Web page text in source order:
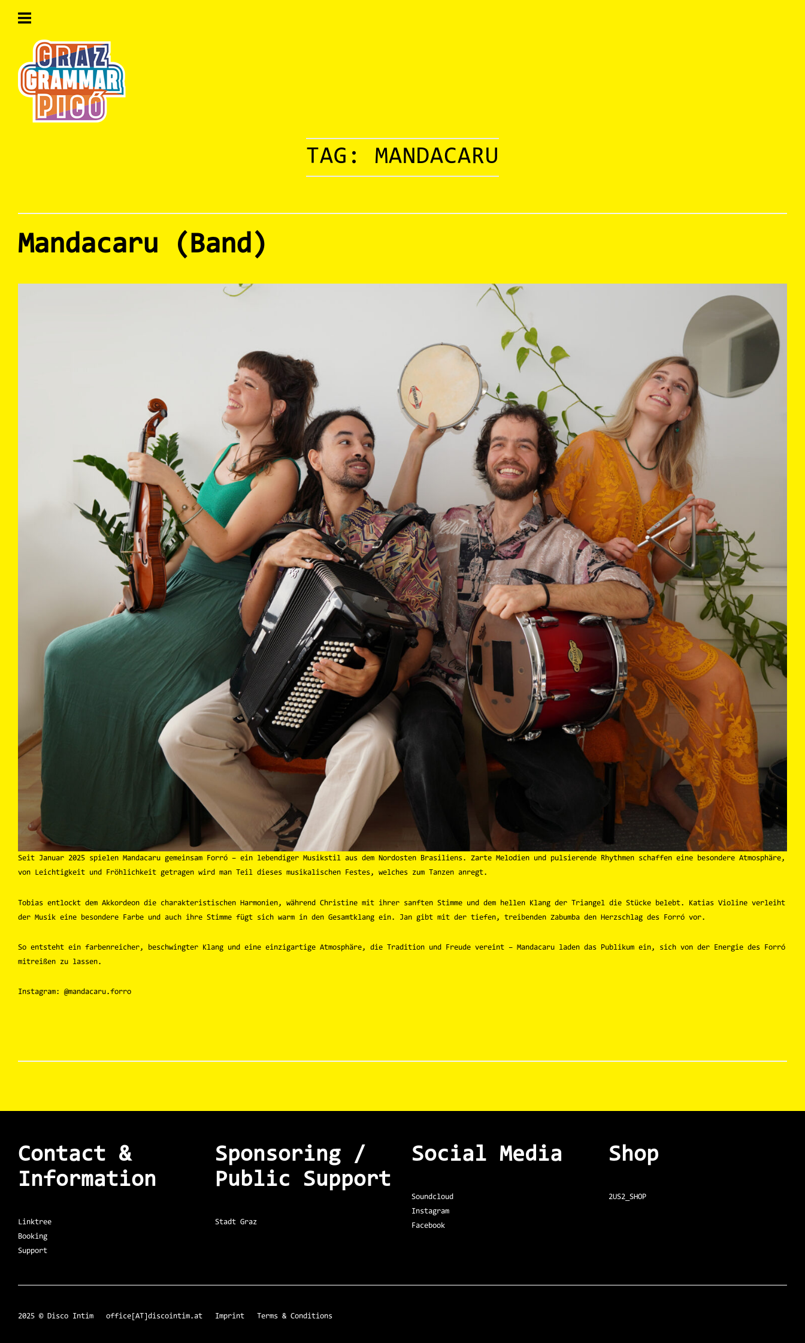
Home
TAG: MANDACARU
Mandacaru (Band)
Seit Januar 2025 spielen Mandacaru gemeinsam Forró – ein lebendiger Musikstil aus dem Nordosten Brasiliens. Zarte Melodien und pulsierende Rhythmen schaffen eine besondere Atmosphäre,
von Leichtigkeit und Fröhlichkeit getragen wird man Teil dieses musikalischen Festes, welches zum Tanzen anregt.
Tobias entlockt dem Akkordeon die charakteristischen Harmonien, während Christine mit ihrer sanften Stimme und dem hellen Klang der Triangel die Stücke belebt. Katias Violine verleiht
der Musik eine besondere Farbe und auch ihre Stimme fügt sich warm in den Gesamtklang ein. Jan gibt mit der tiefen, treibenden Zabumba den Herzschlag des Forró vor.
So entsteht ein farbenreicher, beschwingter Klang und eine einzigartige Atmosphäre, die Tradition und Freude vereint – Mandacaru laden das Publikum ein, sich von der Energie des Forró
mitreißen zu lassen.
Instagram: @mandacaru.forro
Contact &
Information
Linktree
Booking
Support
Sponsoring /
Public Support
Stadt Graz
Social Media
Soundcloud
Instagram
Facebook
Shop
2US2_SHOP
2025 © Disco Intim office[AT]discointim.at Imprint Terms & Conditions